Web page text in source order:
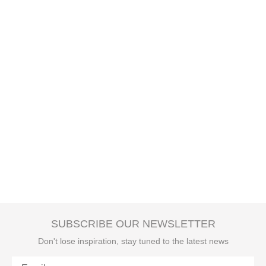
SUBSCRIBE OUR NEWSLETTER
Don't lose inspiration, stay tuned to the latest news